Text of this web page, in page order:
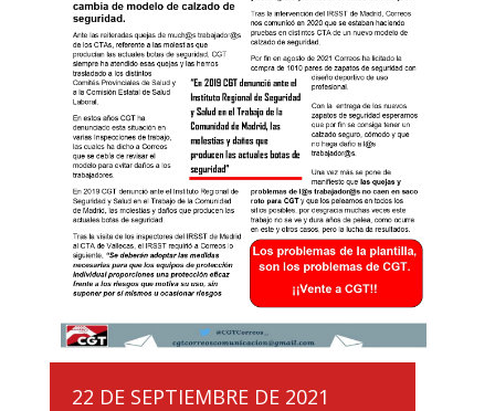
22 DE SEPTIEMBRE DE 2021